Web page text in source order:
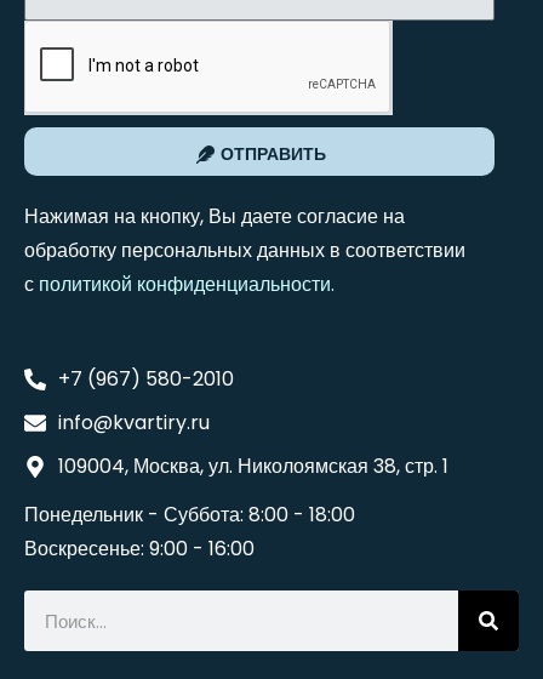
ОТПРАВИТЬ
Нажимая на кнопку, Вы даете согласие на
обработку персональных данных в соответствии
с политикой конфиденциальности.
+7 (967) 580-2010
info@kvartiry.ru
109004, Москва, ул. Николоямская 38, стр. 1
Понедельник - Суббота: 8:00 - 18:00
Воскресенье: 9:00 - 16:00